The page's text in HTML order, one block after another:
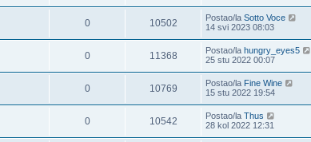
0 10502 Postao/la Sotto Voce
14 svi 2023 08:03
0 11368 Postao/la hungry_eyes5
25 stu 2022 00:07
0 10769 Postao/la Fine Wine
15 stu 2022 19:54
0 10542 Postao/la Thus
28 kol 2022 12:31